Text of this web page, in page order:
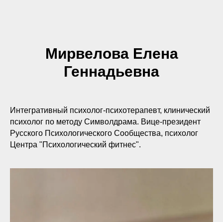
Мирвелова Елена
Геннадьевна
Интегративный психолог-психотерапевт, клинический
психолог по методу Символдрама. Вице-президент
Русского Психологического Сообщества, психолог
Центра "Психологический фитнес".